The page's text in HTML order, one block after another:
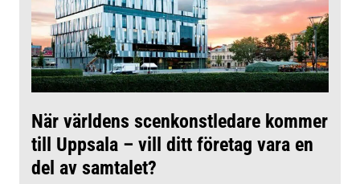
När världens scenkonstledare kommer
till Uppsala – vill ditt företag vara en
del av samtalet?